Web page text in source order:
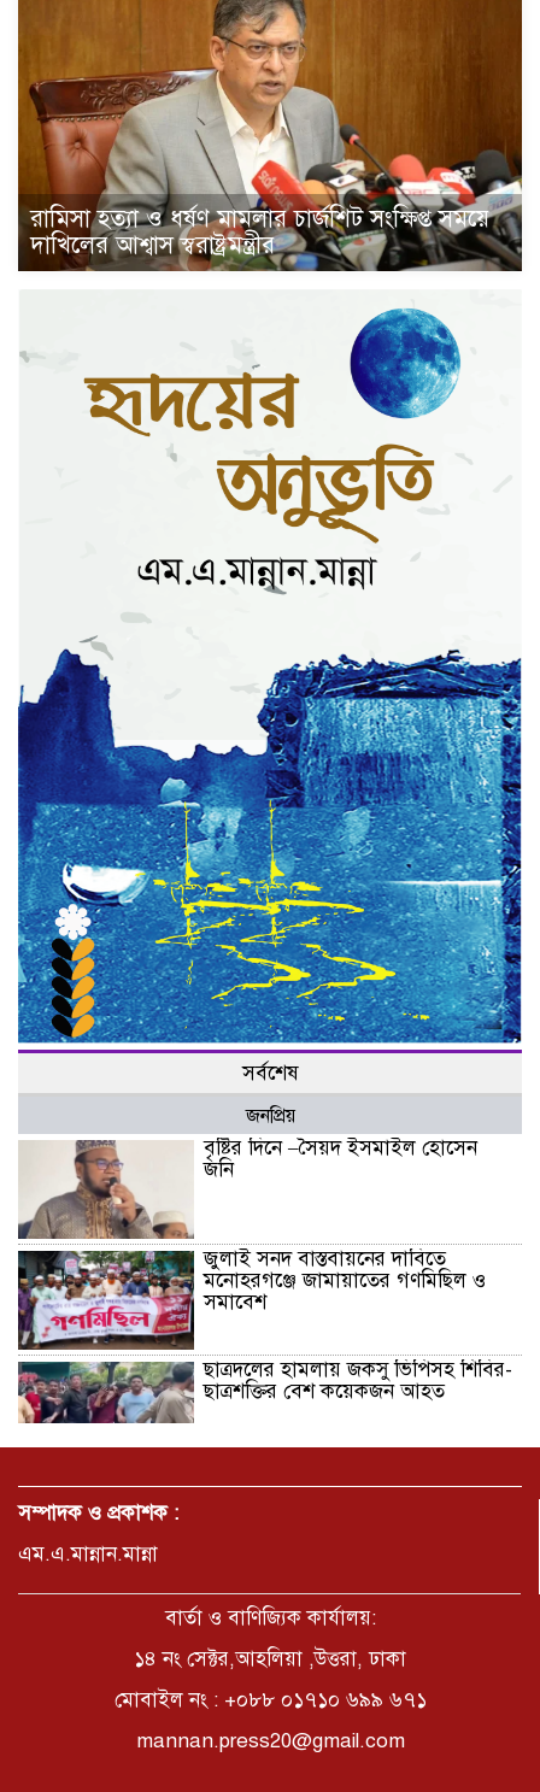
রামিসা হত্যা ও ধর্ষণ মামলার চার্জশিট সংক্ষিপ্ত সময়ে
দাখিলের আশ্বাস স্বরাষ্ট্রমন্ত্রীর
সর্বশেষ
জনপ্রিয়
বৃষ্টির দিনে –সৈয়দ ইসমাইল হোসেন
জনি
জুলাই সনদ বাস্তবায়নের দাবিতে
মনোহরগঞ্জে জামায়াতের গণমিছিল ও
সমাবেশ
ছাত্রদলের হামলায় জকসু ভিপিসহ শিবির-
ছাত্রশক্তির বেশ কয়েকজন আহত
মির্জাপুর পূর্ব ৮নং ওয়ার্ড বিএনপির
ভ্রমণ কাহিনী: পদ্মা পারে আনন্দ ভ্রমণ –
আব্দুস সাত্তার সুমন
সময় –মুক্তা পারভীন
সম্পাদক ও প্রকাশক :
এম.এ.মান্নান.মান্না
বার্তা ও বাণিজ্যিক কার্যালয়:
১৪ নং সেক্টর,আহলিয়া ,উত্তরা, ঢাকা
মোবাইল নং : +০৮৮ ০১৭১০ ৬৯৯ ৬৭১
mannan.press20@gmail.com